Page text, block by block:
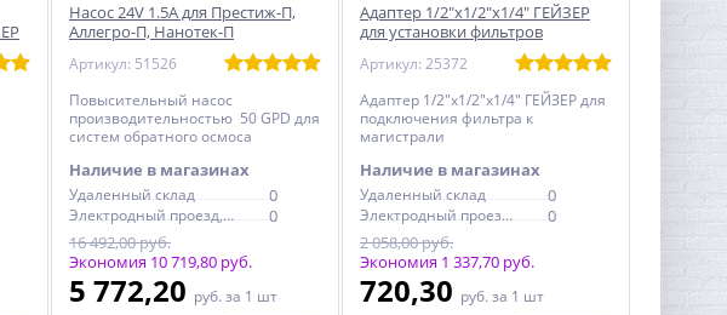
Насос 24V 1.5A для Престиж-П,
Аллегро-П, Нанотек-П
Артикул: 51526
Повысительный насос
производительностью 50 GPD для
систем обратного осмоса
Наличие в магазинах
Удаленный склад 0
Электродный проезд, 6с1
0
16 492,00 руб.
Экономия 10 719,80 руб.
5 772,20 руб. за 1 шт
Адаптер 1/2"х1/2"х1/4" ГЕЙЗЕР
для установки фильтров
Артикул: 25372
Адаптер 1/2"х1/2"х1/4" ГЕЙЗЕР для
подключения фильтра к
магистрали
Наличие в магазинах
Удаленный склад 0
Электродный проезд, 6с1
0
2 058,00 руб.
Экономия 1 337,70 руб.
720,30 руб. за 1 шт